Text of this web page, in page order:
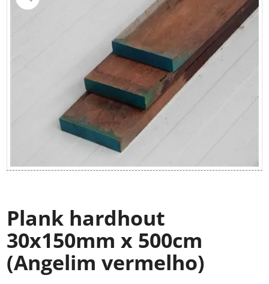
Plank hardhout
30x150mm x 500cm
(Angelim vermelho)